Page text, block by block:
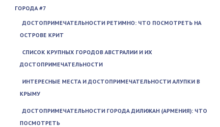
ГОРОДА #7
ДОСТОПРИМЕЧАТЕЛЬНОСТИ РЕТИМНО: ЧТО ПОСМОТРЕТЬ НА
ОСТРОВЕ КРИТ
СПИСОК КРУПНЫХ ГОРОДОВ АВСТРАЛИИ И ИХ
ДОСТОПРИМЕЧАТЕЛЬНОСТИ
ИНТЕРЕСНЫЕ МЕСТА И ДОСТОПРИМЕЧАТЕЛЬНОСТИ АЛУПКИ В
КРЫМУ
ДОСТОПРИМЕЧАТЕЛЬНОСТИ ГОРОДА ДИЛИЖАН (АРМЕНИЯ): ЧТО
ПОСМОТРЕТЬ